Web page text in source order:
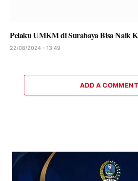
Pelaku UMKM di Surabaya Bisa Naik
22/08/2024 - 13:49
ADD A COMMENT